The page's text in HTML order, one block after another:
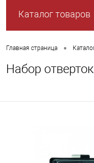
Каталог товаров
Главная страница •
Набор